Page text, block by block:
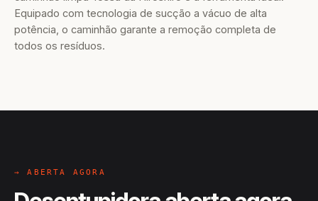
Equipado com tecnologia de sucção a vácuo de alta
potência, o caminhão garante a remoção completa de
todos os resíduos.
→ ABERTA AGORA